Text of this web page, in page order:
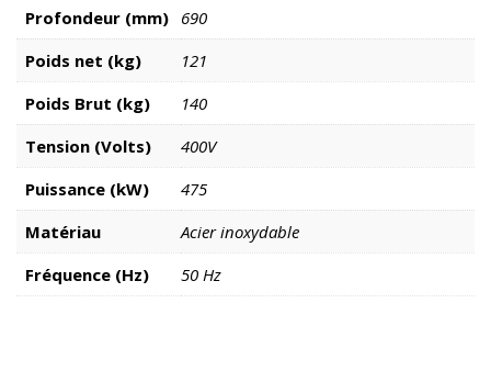
Profondeur (mm) 690
Poids net (kg)
121
Poids Brut (kg)
140
Tension (Volts)
400V
Puissance (kW)
475
Matériau
Acier inoxydable
Fréquence (Hz)
50 Hz